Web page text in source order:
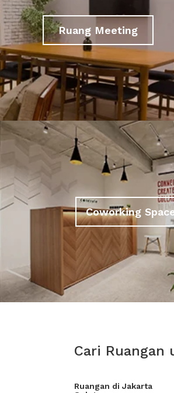
Ruang Meeting
Coworking
Cari Ruangan
Ruangan di Jakarta